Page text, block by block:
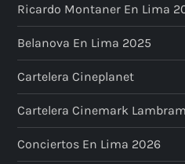
Ricardo Montaner En Lima
Belanova En Lima 2025
Cartelera Cineplanet
Cartelera Cinemark
Conciertos En Lima 2026